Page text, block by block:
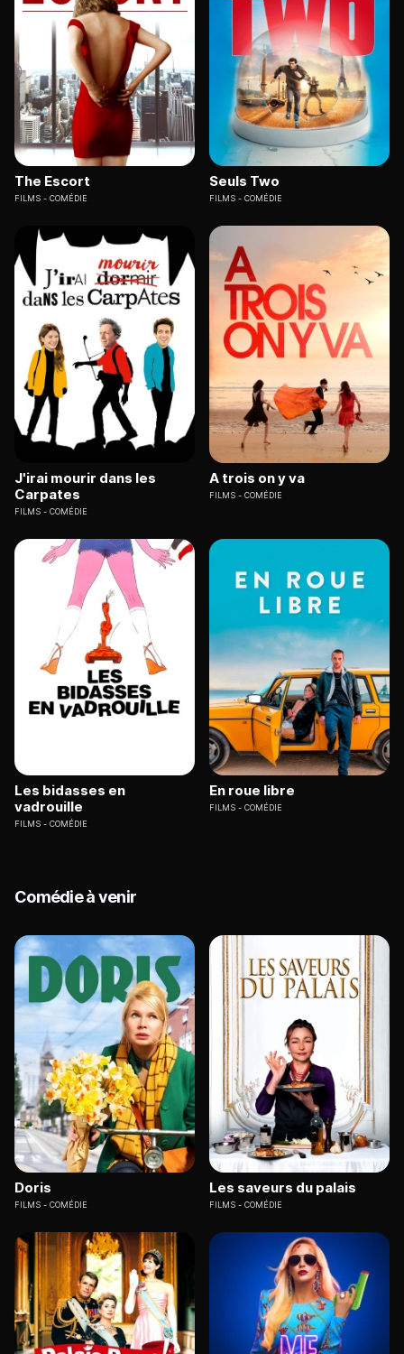
The Escort
FILMS COMÉDIE
Seuls Two
FILMS COMÉDIE
J'irai mourir dans les
Carpates
FILMS COMÉDIE
A trois on y va
FILMS COMÉDIE
Les bidasses en
vadrouille
FILMS COMÉDIE
En roue libre
FILMS COMÉDIE
Comédie à venir
Doris
FILMS COMÉDIE
Les saveurs du palais
FILMS COMÉDIE